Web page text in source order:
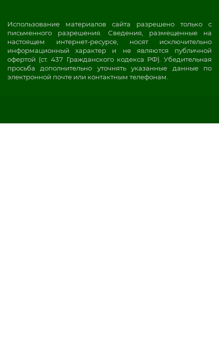
Использование материалов сайта разрешено только с
письменного разрешения. Сведения, размещенные на
настоящем интернет-ресурсе, носят исключительно
информационный характер и не являются публичной
офертой (ст. 437 Гражданского кодекса РФ). Убедительная
просьба дополнительно уточнять указанные данные по
электронной почте или контактным телефонам.